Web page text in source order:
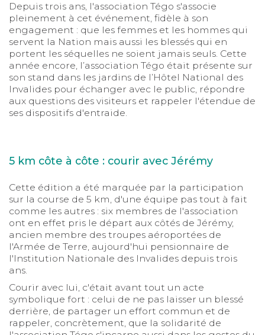
Depuis trois ans, l'association Tégo s'associe
pleinement à cet événement, fidèle à son
engagement : que les femmes et les hommes qui
servent la Nation mais aussi les blessés qui en
portent les séquelles ne soient jamais seuls. Cette
année encore, l’association Tégo était présente sur
son stand dans les jardins de l’Hôtel National des
Invalides pour échanger avec le public, répondre
aux questions des visiteurs et rappeler l'étendue de
ses dispositifs d'entraide.
5 km côte à côte : courir avec Jérémy
Cette édition a été marquée par la participation
sur la course de 5 km, d'une équipe pas tout à fait
comme les autres : six membres de l'association
ont en effet pris le départ aux côtés de Jérémy,
ancien membre des troupes aéroportées de
l'Armée de Terre, aujourd'hui pensionnaire de
l'Institution Nationale des Invalides depuis trois
ans.
Courir avec lui, c'était avant tout un acte
symbolique fort : celui de ne pas laisser un blessé
derrière, de partager un effort commun et de
rappeler, concrètement, que la solidarité de